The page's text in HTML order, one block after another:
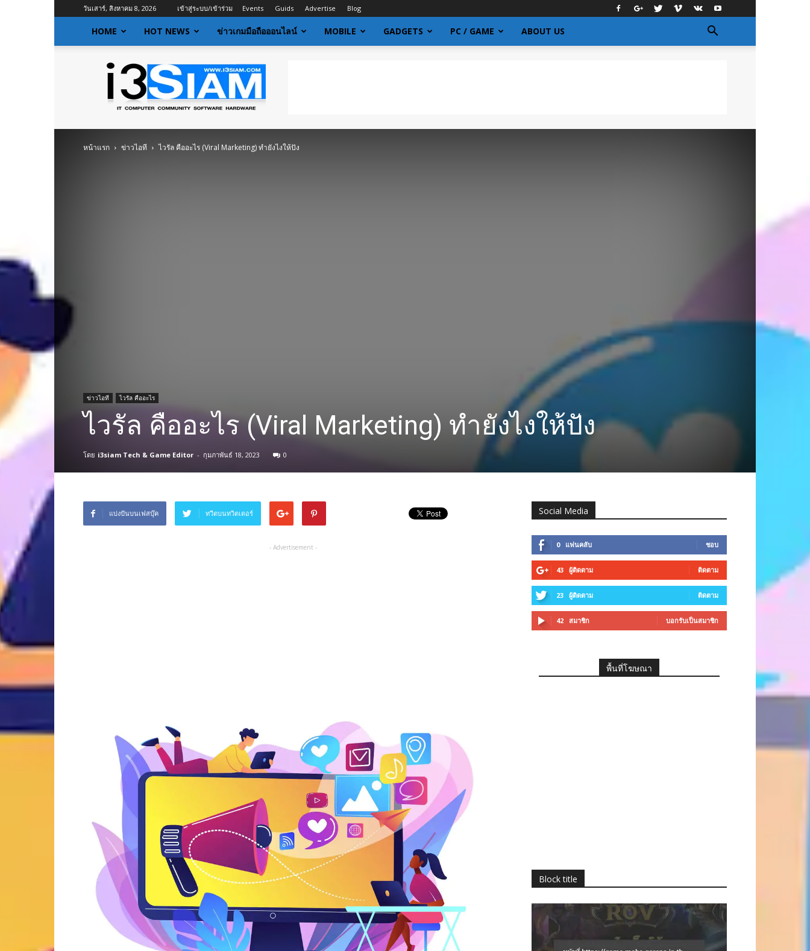
วันเสาร์, สิงหาคม 8, 2026 เข้าสู่ระบบ/เข้าร่วม Events Guids Advertise Blog
HOME HOT NEWS ข่าวเกมมือถือออนไลน์ MOBILE GADGETS PC / GAME ABOUT US
I3siam
ข่าว
ไอที
ข้อมูล
ข่าวสาร
หน้าแรก ข่าวไอที ไวรัล คืออะไร (Viral Marketing) ทำยังไงให้ปัง
ข่าวไอที ไวรัล คืออะไร
ไวรัล คืออะไร (Viral Marketing) ทำยังไงให้ปัง
โดย i3siam Tech & Game Editor - กุมภาพันธ์ 18, 2023 0
แบ่งปันบนเฟสบุ๊ค ทวีตบนทวิตเตอร์
- Advertisement -
Social Media
0 แฟนคลับ ชอบ
43 ผู้ติดตาม ติดตาม
23 ผู้ติดตาม ติดตาม
42 สมาชิก บอกรับเป็นสมาชิก
พื้นที่โฆษณา
Block title